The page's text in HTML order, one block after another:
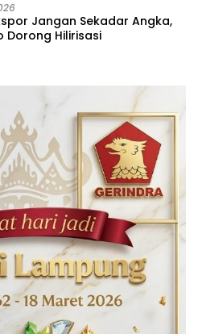
Jangan Sekadar Angka,
Dorong Hilirisasi